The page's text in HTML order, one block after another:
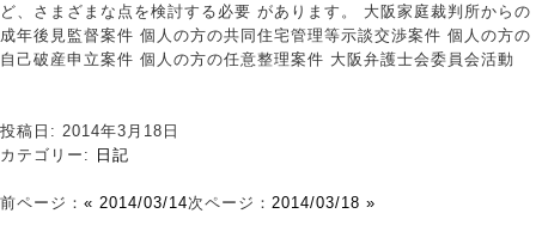
ど、さまざまな点を検討する必要 があります。 大阪家庭裁判所からの
成年後見監督案件 個人の方の共同住宅管理等示談交渉案件 個人の方の
自己破産申立案件 個人の方の任意整理案件 大阪弁護士会委員会活動
投稿日: 2014年3月18日
カテゴリー: 日記
前ページ： « 2014/03/14次ページ： 2014/03/18 »